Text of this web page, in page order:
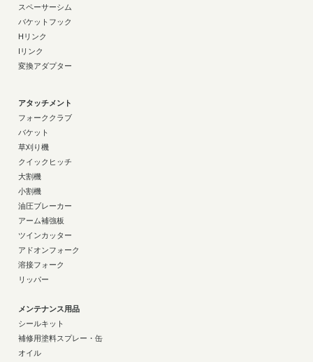
スペーサーシム
バケットフック
Hリンク
Iリンク
変換アダプター
アタッチメント
フォーククラブ
バケット
草刈り機
クイックヒッチ
大割機
小割機
油圧ブレーカー
アーム補強板
ツインカッター
アドオンフォーク
溶接フォーク
リッパー
メンテナンス用品
シールキット
補修用塗料スプレー・缶
オイル